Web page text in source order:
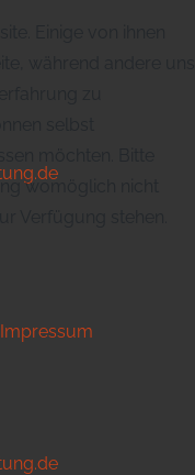
während andere uns
zu
selbst
möchten. Bitte
womöglich nicht
Impressum